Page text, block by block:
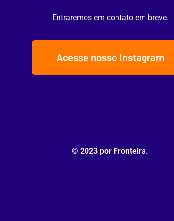
Entraremos em contato em breve.
Acesse nosso Instagram
© 2023 por Fronteira.